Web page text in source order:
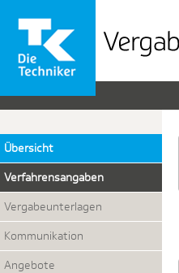
Vergabeportal
der
TK
Übersicht
Verfahrensangaben
Vergabeunterlagen
Kommunikation
Angebote